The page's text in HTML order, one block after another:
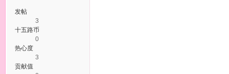
发帖
3
十五路币
0
热心度
3
贡献值